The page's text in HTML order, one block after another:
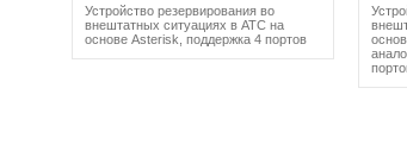
Устройство резервирования во
внештатных ситуациях в АТС на
основе Asterisk, поддержка 4 портов